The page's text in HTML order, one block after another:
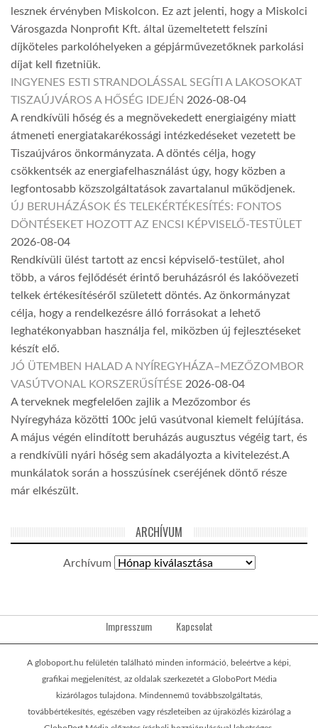
lesznek érvényben Miskolcon. Ez azt jelenti, hogy a Miskolci
Városgazda Nonprofit Kft. által üzemeltetett felszíni
díjköteles parkolóhelyeken a gépjárművezetőknek parkolási
díjat kell fizetniük.
INGYENES ESTI STRANDOLÁSSAL SEGÍTI A LAKOSOKAT
TISZAÚJVÁROS A HŐSÉG IDEJÉN 2026-08-04
A rendkívüli hőség és a megnövekedett energiaigény miatt
átmeneti energiatakarékossági intézkedéseket vezetett be
Tiszaújváros önkormányzata. A döntés célja, hogy
csökkentsék az energiafelhasználást úgy, hogy közben a
legfontosabb közszolgáltatások zavartalanul működjenek.
ÚJ BERUHÁZÁSOK ÉS TELEKÉRTÉKESÍTÉS: FONTOS
DÖNTÉSEKET HOZOTT AZ ENCSI KÉPVISELŐ-TESTÜLET
2026-08-04
Rendkívüli ülést tartott az encsi képviselő-testület, ahol
több, a város fejlődését érintő beruházásról és lakóövezeti
telkek értékesítéséről született döntés. Az önkormányzat
célja, hogy a rendelkezésre álló forrásokat a lehető
leghatékonyabban használja fel, miközben új fejlesztéseket
készít elő.
JÓ ÜTEMBEN HALAD A NYÍREGYHÁZA–MEZŐZOMBOR
VASÚTVONAL KORSZERŰSÍTÉSE 2026-08-04
A terveknek megfelelően zajlik a Mezőzombor és
Nyíregyháza közötti 100c jelű vasútvonal kiemelt felújítása.
A május végén elindított beruházás augusztus végéig tart, és
a rendkívüli nyári hőség sem akadályozta a kivitelezést.A
munkálatok során a hosszúsínek cseréjének döntő része
már elkészült.
ARCHÍVUM
Archívum
Impresszum Kapcsolat
A globoport.hu felületén található minden információ, beleértve a képi,
grafikai megjelenítést, az oldalak szerkezetét a GloboPort Média
kizárólagos tulajdona. Mindennemű továbbszolgáltatás,
továbbértékesítés, egészében vagy részleteiben az újraközlés kizárólag a